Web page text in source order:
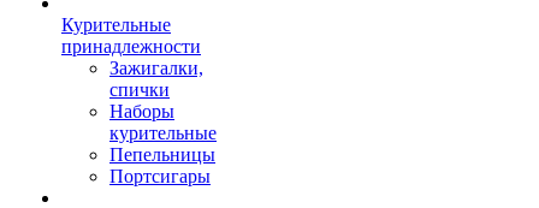
Курительные
принадлежности
Зажигалки,
спички
Наборы
курительные
Пепельницы
Портсигары